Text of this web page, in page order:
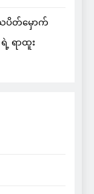
ပိတ်မှောက်
ရဲ့ ရာထူး